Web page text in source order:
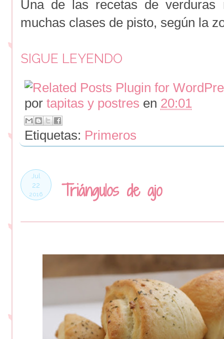
Una de las recetas de
muchas clases de pisto, según la
SIGUE LEYENDO
por tapitas y postres en 20:01
Etiquetas: Primeros
Jul
22
2016 Triángulos de ajo